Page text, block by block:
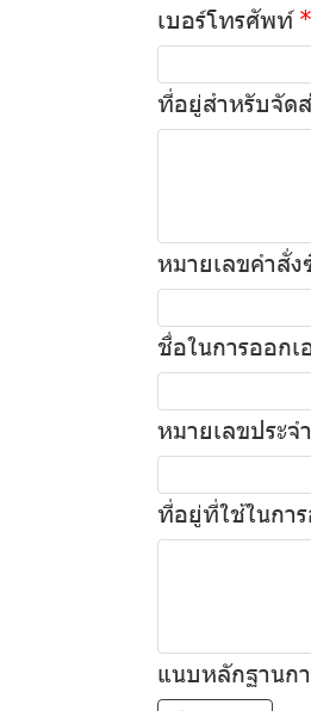
เบอร์โทรศัพท์
ที่อยู่สำหรับจัด
หมายเลขคำสั่
ชื่อในการออก
หมายเลขประ
ที่อยู่ที่ใช้ในกา
แนบหลักฐานก